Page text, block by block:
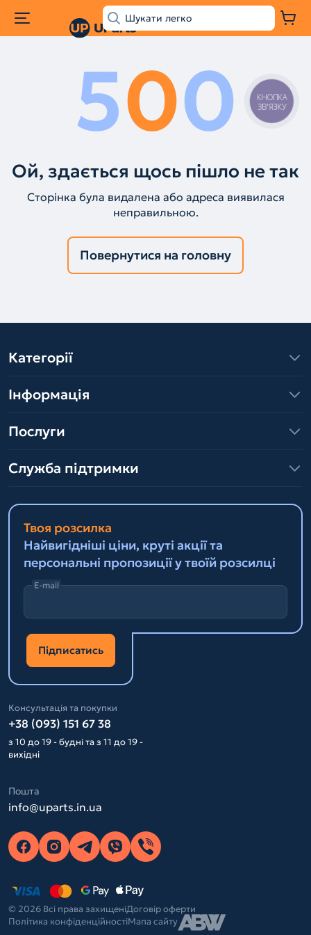
500
Ой, здається щось пішло не так
Сторінка була видалена або адреса виявилася
неправильною.
Повернутися на головну
Категорії
Інформація
Послуги
Служба підтримки
Твоя розсилка
Найвигідніші ціни, круті акції та
персональні пропозиції у твоїй розсилці
E-mail
Підписатись
Консультація та покупки
+38 (093) 151 67 38
з 10 до 19 - будні та з 11 до 19 -
вихідні
Пошта
info@uparts.in.ua
© 2026 Всі права захищеніДоговір оферти
Політика конфіденційностіМапа сайту
КНОПКА
ЗВ'ЯЗКУ